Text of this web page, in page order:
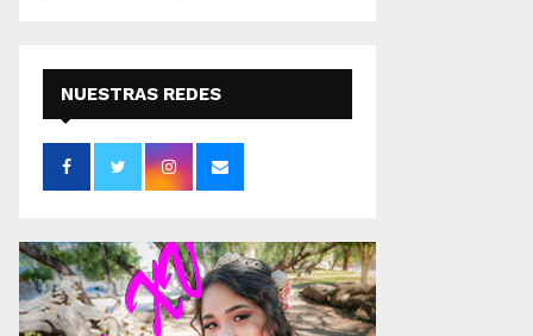
NUESTRAS REDES
SOCIALES